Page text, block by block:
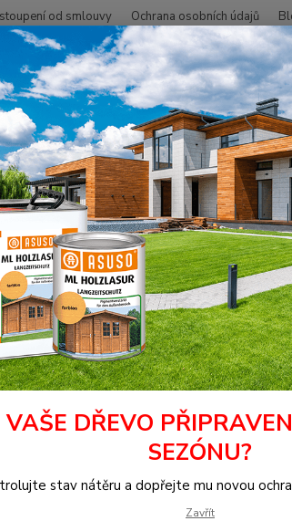
od smlouvy Ochrana osobních údajů
Hledat
na dřevo Oleje OSMO ven Terasy 007
olej 2,5 l,
VAŠE DŘEVO
SEZÓNU?
stav nátěru a dopřejte mu novou
Zavřít